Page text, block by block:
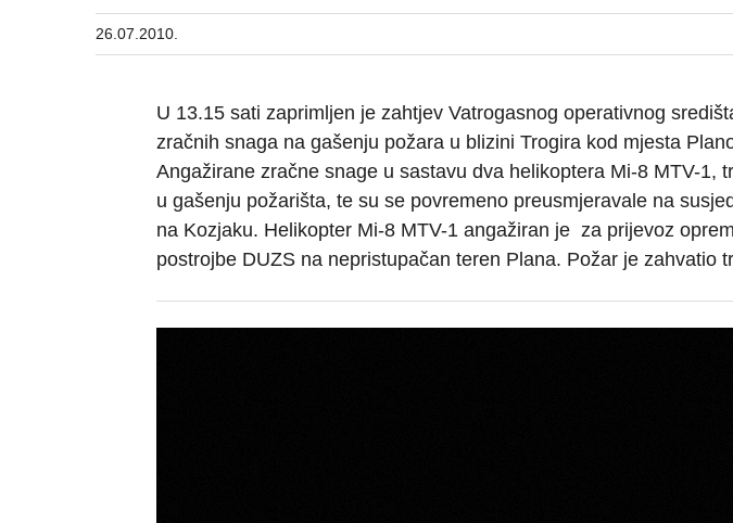
26.07.2010.
U 13.15 sati zaprimljen je zahtjev Vatrogasnog operativnog
zračnih snaga na gašenju požara u blizini Trogira kod mjesta
Angažirane zračne snage u sastavu dva helikoptera Mi-8 MTV-1,
u gašenju požarišta, te su se povremeno preusmjeravale na
na Kozjaku. Helikopter Mi-8 MTV-1 angažiran je za prijevoz
postrojbe DUZS na nepristupačan teren Plana. Požar je zahvatio